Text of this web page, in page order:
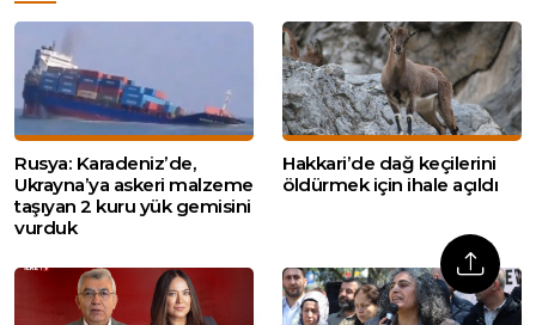
Rusya: Karadeniz’de,
Ukrayna’ya askeri malzeme
taşıyan 2 kuru yük gemisini
vurduk
Hakkari’de dağ keçilerini
öldürmek için ihale açıldı